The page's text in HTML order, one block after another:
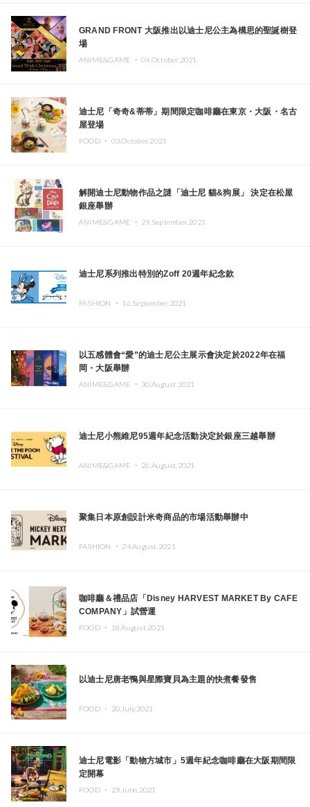
GRAND FRONT 大阪推出以迪士尼公主為構思的聖誕樹登
場
ANIME&GAME ・04.October.2021
迪士尼「奇奇&蒂蒂」期間限定咖啡廳在東京・大阪・名古
屋登場
FOOD ・ 03.October.2021
解開迪士尼動物作品之謎「迪士尼 貓&狗展」 決定在松屋
銀座舉辦
ANIME&GAME ・ 29.September.2021
迪士尼系列推出特別的Zoff 20週年紀念款
FASHION ・ 16.September.2021
以五感體會“愛”的迪士尼公主展示會決定於2022年在福
岡・大阪舉辦
ANIME&GAME ・ 30.August.2021
迪士尼小熊維尼95週年紀念活動決定於銀座三越舉辦
ANIME&GAME ・ 26.August.2021
聚集日本原創設計米奇商品的市場活動舉辦中
FASHION ・ 24.August.2021
咖啡廳＆禮品店「Disney HARVEST MARKET By CAFE
COMPANY」試營運
FOOD ・ 18.August.2021
以迪士尼唐老鴨與星際寶貝為主題的快煮餐發售
FOOD ・ 20.July.2021
迪士尼電影「動物方城市」5週年紀念咖啡廳在大阪期間限
定開幕
FOOD ・ 29.June.2021